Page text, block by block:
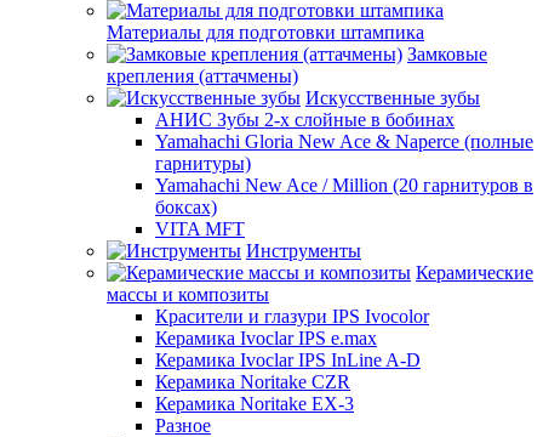
Материалы для подготовки штампика
Замковые
крепления (аттачмены)
Искусственные зубы
АНИС Зубы 2-х слойные в бобинах
Yamahachi Gloria New Ace & Naperce (полные
гарнитуры)
Yamahachi New Ace / Million (20 гарнитуров в
боксах)
VITA MFT
Инструменты
Керамические
массы и композиты
Красители и глазури IPS Ivocolor
Керамика Ivoclar IPS e.max
Керамика Ivoclar IPS InLine A-D
Керамика Noritake CZR
Керамика Noritake EX-3
Разное